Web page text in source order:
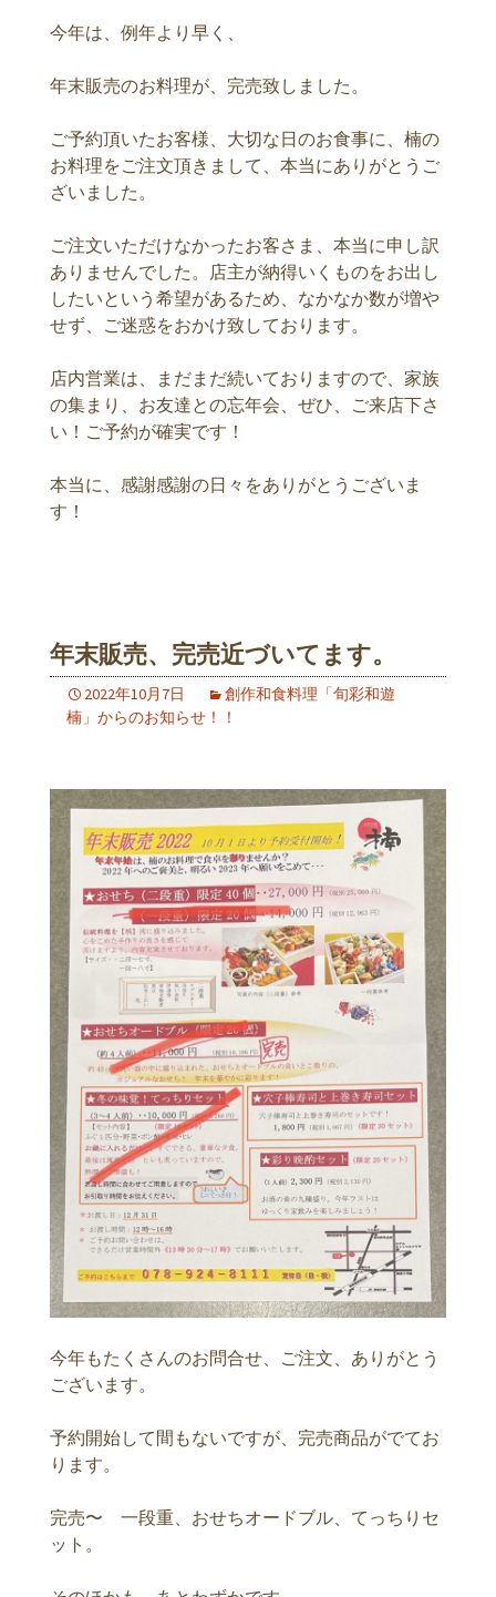
今年は、例年より早く、
年末販売のお料理が、完売致しました。
ご予約頂いたお客様、大切な日のお食事に、楠の
お料理をご注文頂きまして、本当にありがとうご
ざいました。
ご注文いただけなかったお客さま、本当に申し訳
ありませんでした。店主が納得いくものをお出し
したいという希望があるため、なかなか数が増や
せず、ご迷惑をおかけ致しております。
店内営業は、まだまだ続いておりますので、家族
の集まり、お友達との忘年会、ぜひ、ご来店下さ
い！ご予約が確実です！
本当に、感謝感謝の日々をありがとうございま
す！
年末販売、完売近づいてます。
2022年10月7日
創作和食料理「旬彩和遊
楠」からのお知らせ！！
今年もたくさんのお問合せ、ご注文、ありがとう
ございます。
予約開始して間もないですが、完売商品がでてお
ります。
完売〜 一段重、おせちオードブル、てっちりセ
ット。